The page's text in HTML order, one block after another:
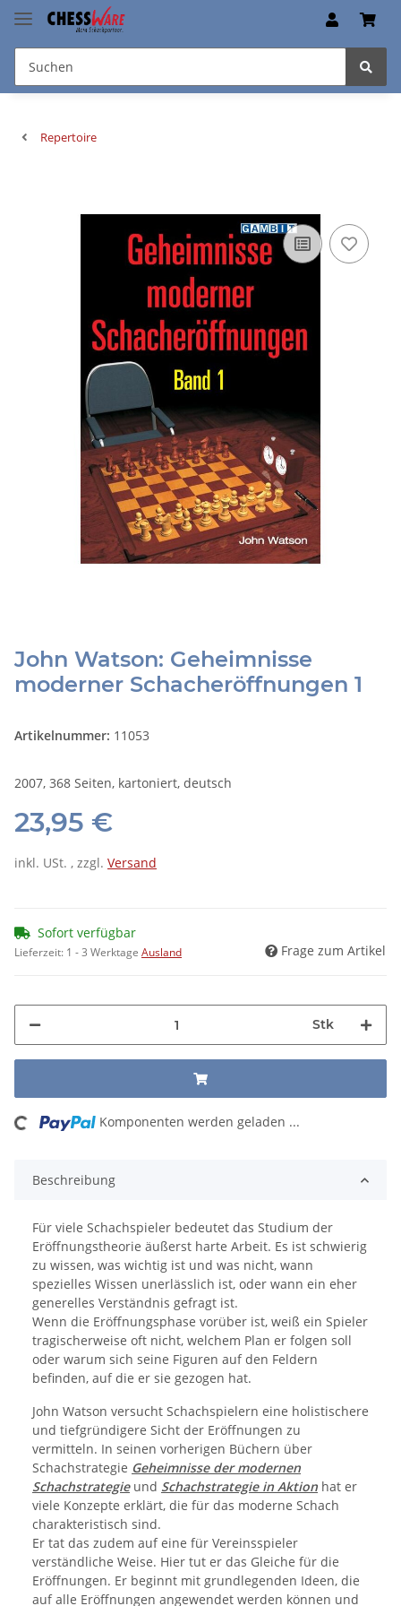
Repertoire
John Watson: Geheimnisse
moderner Schacheröffnungen 1
Artikelnummer: 11053
2007, 368 Seiten, kartoniert, deutsch
23,95 €
inkl. USt. , zzgl. Versand
Sofort verfügbar
Lieferzeit: 1 - 3 Werktage Ausland Frage zum Artikel
Stk
Komponenten werden geladen ...
Beschreibung
Für viele Schachspieler bedeutet das Studium der
Eröffnungstheorie äußerst harte Arbeit. Es ist schwierig
zu wissen, was wichtig ist und was nicht, wann
spezielles Wissen unerlässlich ist, oder wann ein eher
generelles Verständnis gefragt ist.
Wenn die Eröffnungsphase vorüber ist, weiß ein Spieler
tragischerweise oft nicht, welchem Plan er folgen soll
oder warum sich seine Figuren auf den Feldern
befinden, auf die er sie gezogen hat.
John Watson versucht Schachspielern eine holistischere
und tiefgründigere Sicht der Eröffnungen zu
vermitteln. In seinen vorherigen Büchern über
Schachstrategie Geheimnisse der modernen
Schachstrategieund Schachstrategie in Aktion hat er
viele Konzepte erklärt, die für das moderne Schach
charakteristisch sind.
Er tat das zudem auf eine für Vereinsspieler
verständliche Weise. Hier tut er das Gleiche für die
Eröffnungen. Er beginnt mit grundlegenden Ideen, die
auf alle Eröffnungen angewendet werden können und